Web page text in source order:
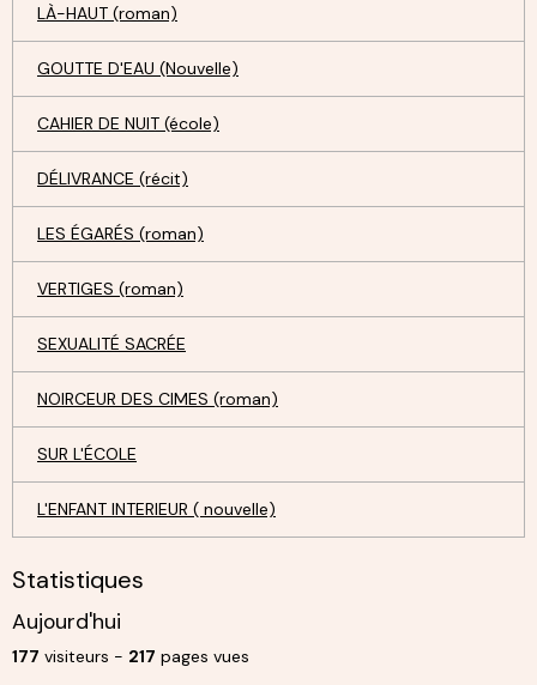
LÀ-HAUT (roman)
GOUTTE D'EAU (Nouvelle)
CAHIER DE NUIT (école)
DÉLIVRANCE (récit)
LES ÉGARÉS (roman)
VERTIGES (roman)
SEXUALITÉ SACRÉE
NOIRCEUR DES CIMES (roman)
SUR L'ÉCOLE
L'ENFANT INTERIEUR ( nouvelle)
Statistiques
Aujourd'hui
177 visiteurs - 217 pages vues